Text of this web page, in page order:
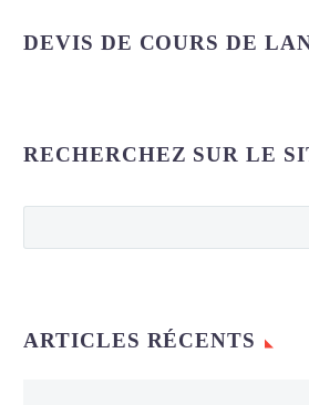
DEVIS DE COURS DE
RECHERCHEZ SUR LE
ARTICLES RÉCENTS